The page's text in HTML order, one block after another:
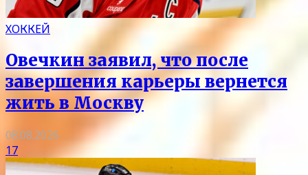
ХОККЕЙ
Овечкин заявил, что после
завершения карьеры вернется
жить в Москву
08.08.2026
17